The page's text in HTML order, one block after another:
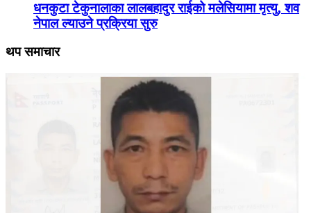
धनकुटा टेकुनालाका लालबहादुर राईको मलेसियामा मृत्यु, शव
नेपाल ल्याउने प्रक्रिया सुरु
थप समाचार